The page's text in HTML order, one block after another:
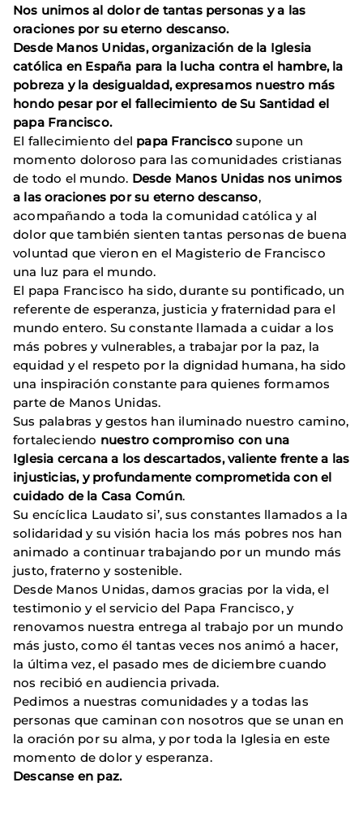
Nos unimos al dolor de tantas personas y a las
oraciones por su eterno descanso.
Desde Manos Unidas, organización de la Iglesia
católica en España para la lucha contra el hambre, la
pobreza y la desigualdad, expresamos nuestro más
hondo pesar por el fallecimiento de Su Santidad el
papa Francisco.
El fallecimiento del papa Francisco supone un
momento doloroso para las comunidades cristianas
de todo el mundo. Desde Manos Unidas nos unimos
a las oraciones por su eterno descanso,
acompañando a toda la comunidad católica y al
dolor que también sienten tantas personas de buena
voluntad que vieron en el Magisterio de Francisco
una luz para el mundo.
El papa Francisco ha sido, durante su pontificado, un
referente de esperanza, justicia y fraternidad para el
mundo entero. Su constante llamada a cuidar a los
más pobres y vulnerables, a trabajar por la paz, la
equidad y el respeto por la dignidad humana, ha sido
una inspiración constante para quienes formamos
parte de Manos Unidas.
Sus palabras y gestos han iluminado nuestro camino,
fortaleciendo nuestro compromiso con una
Iglesia cercana a los descartados, valiente frente a las
injusticias, y profundamente comprometida con el
cuidado de la Casa Común.
Su encíclica Laudato si’, sus constantes llamados a la
solidaridad y su visión hacia los más pobres nos han
animado a continuar trabajando por un mundo más
justo, fraterno y sostenible.
Desde Manos Unidas, damos gracias por la vida, el
testimonio y el servicio del Papa Francisco, y
renovamos nuestra entrega al trabajo por un mundo
más justo, como él tantas veces nos animó a hacer,
la última vez, el pasado mes de diciembre cuando
nos recibió en audiencia privada.
Pedimos a nuestras comunidades y a todas las
personas que caminan con nosotros que se unan en
la oración por su alma, y por toda la Iglesia en este
momento de dolor y esperanza.
Descanse en paz.